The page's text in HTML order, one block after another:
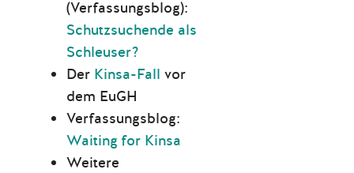
(Verfassungsblog):
Schutzsuchende als
Schleuser?
Der Kinsa-Fall vor
dem EuGH
Verfassungsblog:
Waiting for Kinsa
Weitere